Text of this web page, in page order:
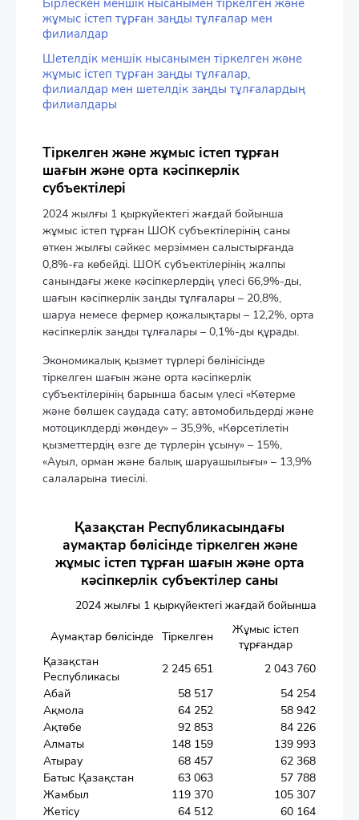
Бірлескен меншік нысанымен тіркелген және
жұмыс істеп тұрған заңды тұлғалар мен
филиалдар
Шетелдік меншік нысанымен тіркелген және
жұмыс істеп тұрған заңды тұлғалар,
филиалдар мен шетелдік заңды тұлғалардың
филиалдары
Тіркелген және жұмыс істеп тұрған
шағын және орта кәсіпкерлік
субъектілері
2024 жылғы 1 қыркүйектегі жағдай бойынша
жұмыс істеп тұрған ШОК субъектілерінің саны
өткен жылғы сәйкес мерзіммен салыстырғанда
0,8%-ға көбейді. ШОК субъектілерінің жалпы
санындағы жеке кәсіпкерлердің үлесі 66,9%-ды,
шағын кәсіпкерлік заңды тұлғалары – 20,8%,
шаруа немесе фермер қожалықтары – 12,2%, орта
кәсіпкерлік заңды тұлғалары – 0,1%-ды құрады.
Экономикалық қызмет түрлері бөлінісінде
тіркелген шағын және орта кәсіпкерлік
субъектілерінің барынша басым үлесі «Көтерме
және бөлшек саудада сату; автомобильдерді және
мотоциклдерді жөндеу» – 35,9%, «Көрсетілетін
қызметтердің өзге де түрлерін ұсыну» – 15%,
«Ауыл, орман және балық шаруашылығы» – 13,9%
салаларына тиесілі.
Қазақстан Республикасындағы
аумақтар бөлісінде тіркелген және
жұмыс істеп тұрған шағын және орта
кәсіпкерлік субъектілер саны
2024 жылғы 1 қыркүйектегі жағдай бойынша
Аумақтар бөлісінде Тіркелген
Жұмыс істеп
тұрғандар
Қазақстан
Республикасы
2 245 651
2 043 760
Абай
58 517
54 254
Ақмола
64 252
58 942
Ақтөбе
92 853
84 226
Алматы
148 159
139 993
Атырау
68 457
62 368
Батыс Қазақстан
63 063
57 788
Жамбыл
119 370
105 307
Жетісу
64 512
60 164